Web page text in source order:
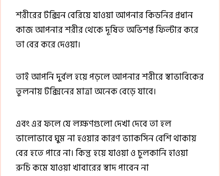
শরীরের টক্সিন বেরিয়ে যাওয়া আপনার কিডনির প্রধান
কাজ আপনার শরীর থেকে দূষিত অভিশপ্ত ফিল্টার করে
তা বের করে দেওয়া।
তাই আপনি দুর্বল হয়ে পড়লে আপনার শরীরে স্বাভাবিকের
তুলনায় টক্সিনের মাত্রা অনেক বেড়ে যাবে।
এবং এর ফলে যে লক্ষণগুলো দেখা দেবে তা হল
ভালোভাবে ঘুম না হওয়ার কারণ ভ্যাকসিন বেশি থাকায়
বের হতে পারে না। কিন্তু হয়ে যাওয়া ও চুলকানি হাওয়া
রুচি কমে যাওয়া খাবারের স্বাদ পাবেন না